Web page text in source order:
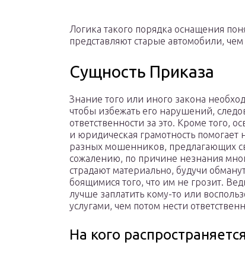
Логика такого порядка оснащения
представляют старые автомобили,
Сущность Приказа
Знание того или иного закона
чтобы избежать его нарушений,
ответственности за это. Кроме того,
и юридическая грамотность помогает
разных мошенников, предлагающих
сожалению, по причине незнания
страдают материально, будучи
боящимися того, что им не грозит.
лучше заплатить кому-то или
услугами, чем потом нести
На кого